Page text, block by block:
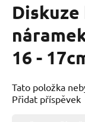
16 -
Tato položka
Přidat příspěvek